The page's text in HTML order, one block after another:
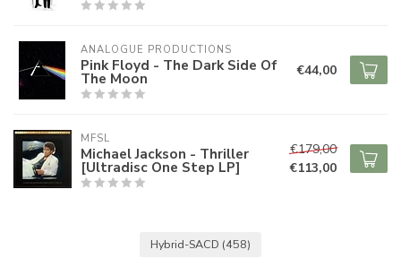
ANALOGUE PRODUCTIONS
Pink Floyd - The Dark Side Of
The Moon €44,00
MFSL
Michael Jackson - Thriller
[Ultradisc One Step LP]
€179,00
€113,00
Hybrid-SACD (458)